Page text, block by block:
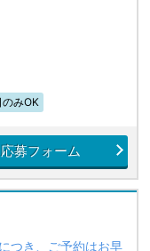
のみOK
応募フォーム
つき、ご予約はお早